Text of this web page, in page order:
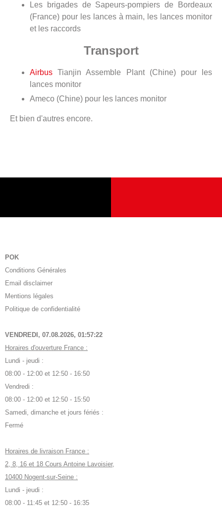
Les brigades de Sapeurs-pompiers de Bordeaux
(France) pour les lances à main, les lances monitor
et les raccords
Transport
Airbus Tianjin Assemble Plant (Chine) pour les
lances monitor
Ameco (Chine) pour les lances monitor
Et bien d'autres encore.
POK
Conditions Générales
Email disclaimer
Mentions légales
Politique de confidentialité
VENDREDI, 07.08.2026, 01:57:23
Horaires d'ouverture France :
Lundi - jeudi :
08:00 - 12:00 et 12:50 - 16:50
Vendredi :
08:00 - 12:00 et 12:50 - 15:50
Samedi, dimanche et jours fériés :
Fermé
Horaires de livraison France :
2, 8, 16 et 18 Cours Antoine Lavoisier,
10400 Nogent-sur-Seine :
Lundi - jeudi :
08:00 - 11:45 et 12:50 - 16:35